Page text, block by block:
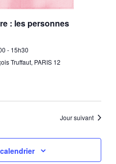
: les personnes
- 15h30
Truffaut, PARIS 12
Jour suivant